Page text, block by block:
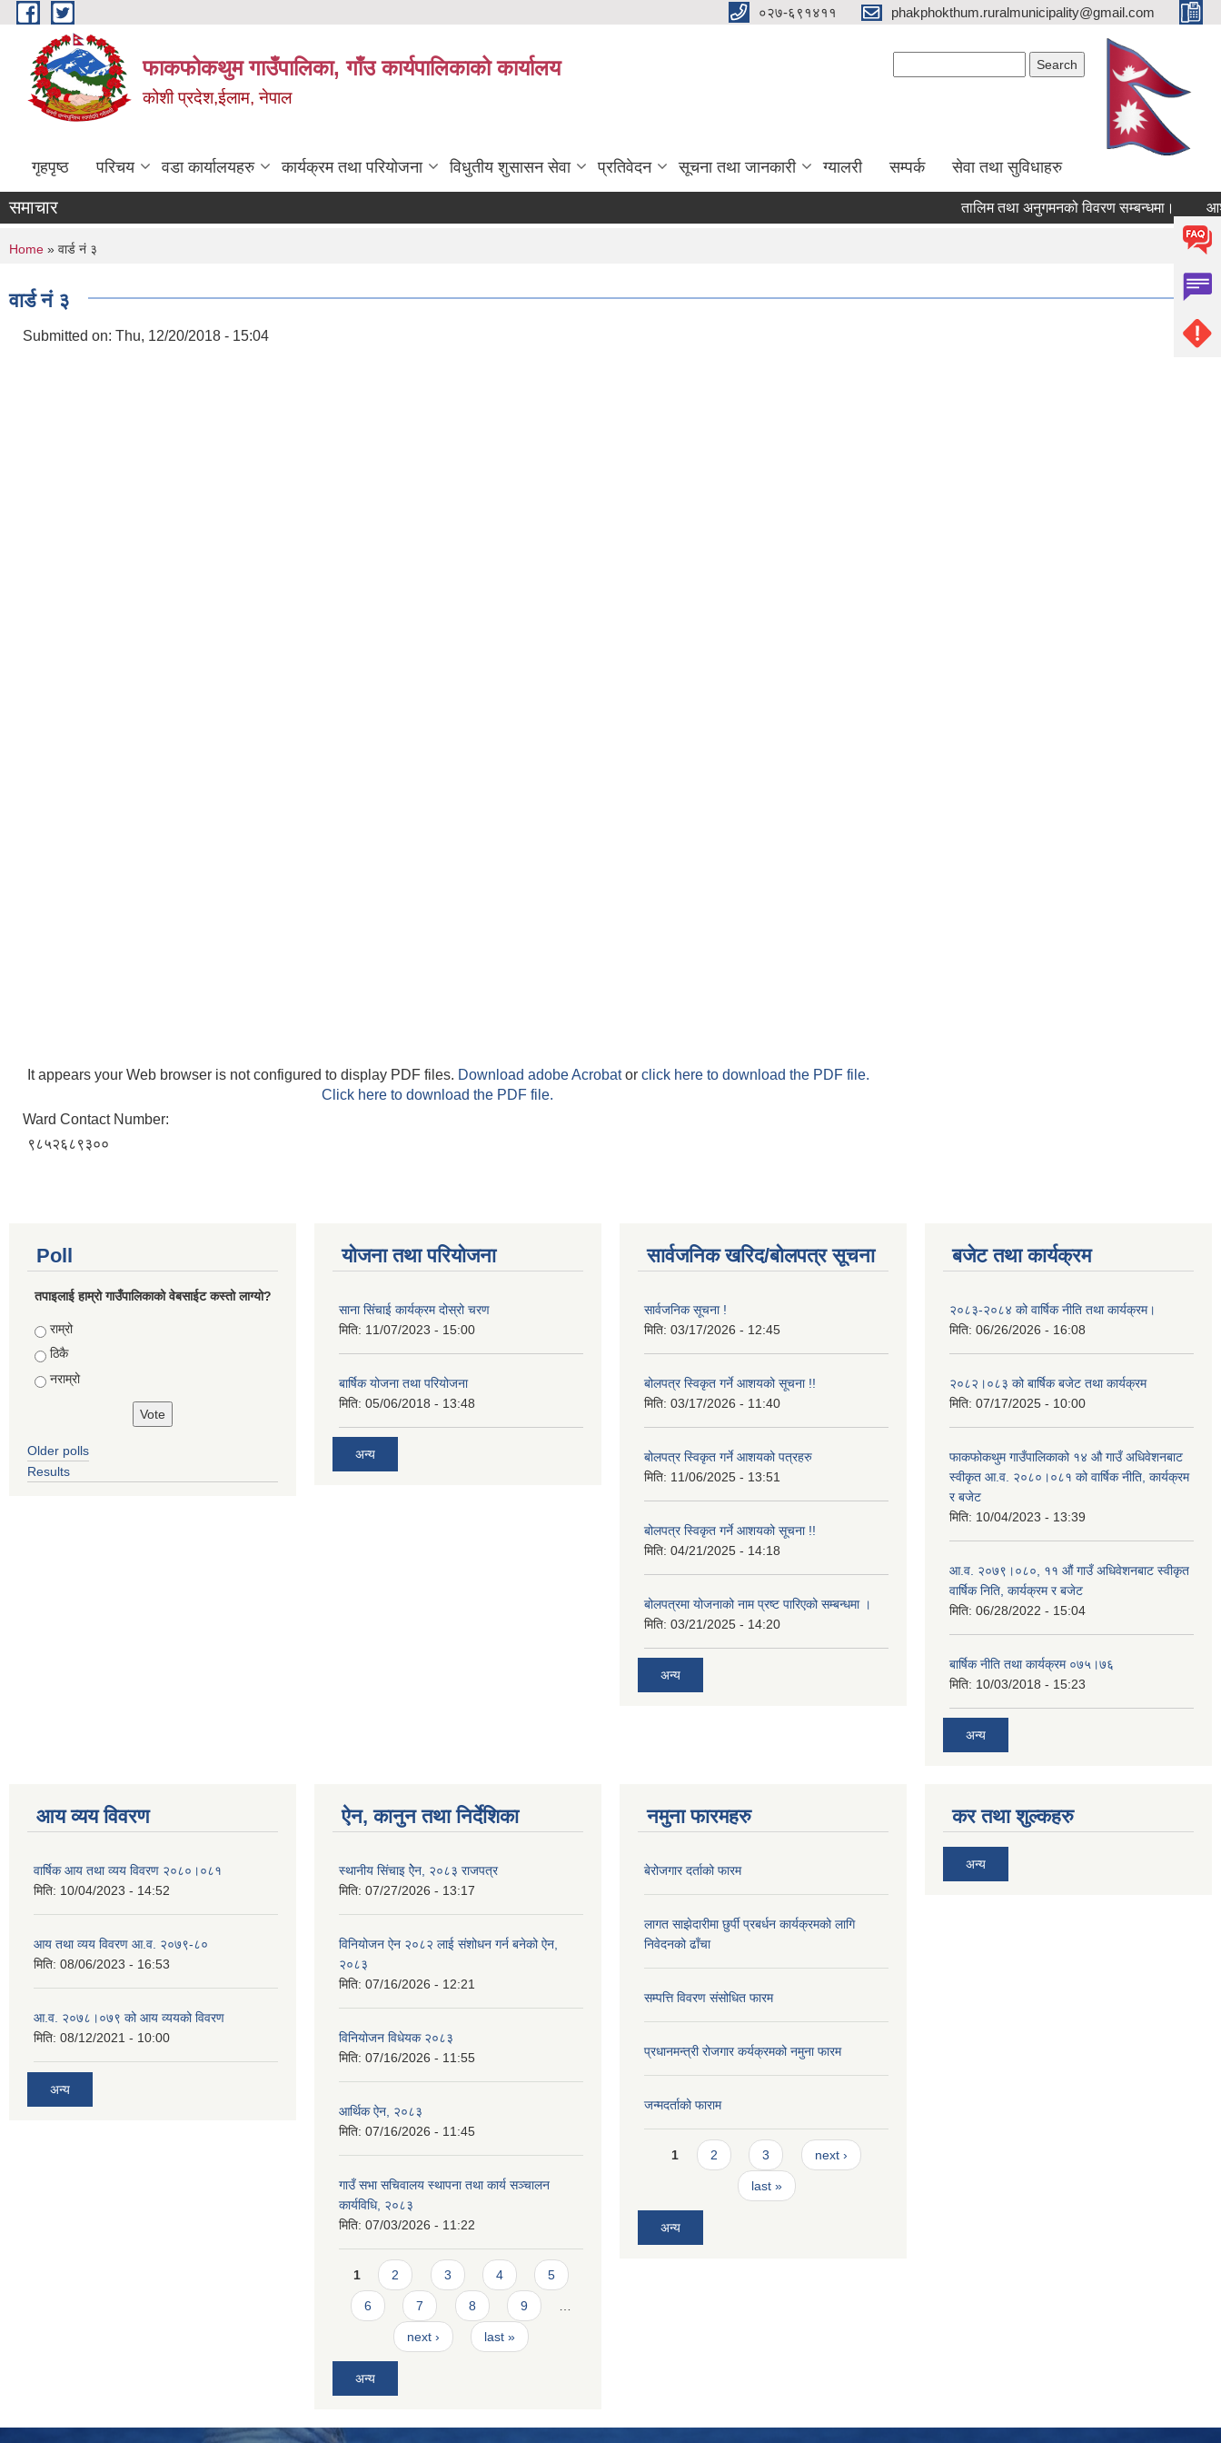
Skip to main content ०२७-६९१४११ phakphokthum.ruralmunicipality@gmail.com
फाकफोकथुम गाउँपालिका, गाँउ कार्यपालिकाको कार्यालय
कोशी प्रदेश,ईलाम, नेपाल
गृहपृष्ठ परिचय वडा कार्यालयहरु कार्यक्रम तथा परियोजना विधुतीय शुसासन सेवा प्रतिवेदन सूचना तथा जानकारी ग्यालरी सम्पर्क सेवा तथा सुविधाहरु
समाचार तालिम तथा अनुगमनको विवरण सम्बन्धमा।
You are here
Home » वार्ड नं ३
वार्ड नं ३
Submitted on: Thu, 12/20/2018 - 15:04
It appears your Web browser is not configured to display PDF files. Download adobe Acrobator click here to download the PDF file.
Click here to download the PDF file.
Ward Contact Number:
९८५२६८९३००
Poll
तपाइलाई हाम्रो गाउँपालिकाको वेबसाईट कस्तो लाग्यो?
Choices
राम्रो
ठिकै
नराम्रो
Older polls
Results
योजना तथा परियोजना
साना सिंचाई कार्यक्रम दोस्रो चरण
मिति: 11/07/2023 - 15:00
बार्षिक योजना तथा परियोजना
मिति: 05/06/2018 - 13:48
अन्य
सार्वजनिक खरिद/बोलपत्र सूचना
सार्वजनिक सूचना !
मिति: 03/17/2026 - 12:45
बोलपत्र स्विकृत गर्ने आशयको सूचना !!
मिति: 03/17/2026 - 11:40
बोलपत्र स्विकृत गर्ने आशयको पत्रहरु
मिति: 11/06/2025 - 13:51
बोलपत्र स्विकृत गर्ने आशयको सूचना !!
मिति: 04/21/2025 - 14:18
बोलपत्रमा योजनाको नाम प्रष्ट पारिएको सम्बन्धमा ।
मिति: 03/21/2025 - 14:20
अन्य
बजेट तथा कार्यक्रम
२०८३-२०८४ को वार्षिक नीति तथा कार्यक्रम।
मिति: 06/26/2026 - 16:08
२०८२।०८३ को बार्षिक बजेट तथा कार्यक्रम
मिति: 07/17/2025 - 10:00
फाकफोकथुम गाउँपालिकाको १४ औ गाउँ अधिवेशनबाट
स्वीकृत आ.व. २०८०।०८१ को वार्षिक नीति, कार्यक्रम
र बजेट
मिति: 10/04/2023 - 13:39
आ.व. २०७९।०८०, ११ औं गाउँ अधिवेशनबाट स्वीकृत
वार्षिक निति, कार्यक्रम र बजेट
मिति: 06/28/2022 - 15:04
बार्षिक नीति तथा कार्यक्रम ०७५।७६
मिति: 10/03/2018 - 15:23
अन्य
आय व्यय विवरण
वार्षिक आय तथा व्यय विवरण २०८०।०८१
मिति: 10/04/2023 - 14:52
आय तथा व्यय विवरण आ.व. २०७९-८०
मिति: 08/06/2023 - 16:53
आ.व. २०७८।०७९ को आय व्ययको विवरण
मिति: 08/12/2021 - 10:00
अन्य
ऐन, कानुन तथा निर्देशिका
स्थानीय सिंचाइ ऐेन, २०८३ राजपत्र
मिति: 07/27/2026 - 13:17
विनियोजन ऐन २०८२ लाई संशोधन गर्न बनेको ऐन,
२०८३
मिति: 07/16/2026 - 12:21
विनियोजन विधेयक २०८३
मिति: 07/16/2026 - 11:55
आर्थिक ऐन, २०८३
मिति: 07/16/2026 - 11:45
गाउँ सभा सचिवालय स्थापना तथा कार्य सञ्चालन
कार्यविधि, २०८३
मिति: 07/03/2026 - 11:22
Pages
1 2 3 4 5
6 7 8 9
next › last »
अन्य
नमुना फारमहरु
बेरोजगार दर्ताको फारम
लागत साझेदारीमा छुर्पी प्रबर्धन कार्यक्रमको लागि
निवेदनको ढाँचा
सम्पत्ति विवरण संसोधित फारम
प्रधानमन्त्री रोजगार कर्यक्रमको नमुना फारम
जन्मदर्ताको फाराम
Pages
1 2 3 next ›
last »
अन्य
कर तथा शुल्कहरु
अन्य